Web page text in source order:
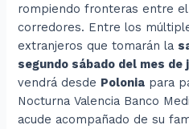
rompiendo fronteras entre
corredores. Entre los
extranjeros que tomarán la
segundo sábado del mes
vendrá desde Polonia para
Nocturna Valencia Banco
acude acompañado de su